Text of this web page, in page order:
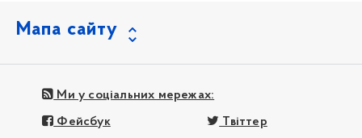
Мапа сайту
Ми у соціальних мережах:
Фейсбук Твіттер